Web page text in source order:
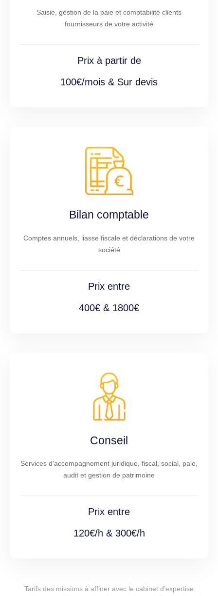
Saisie, gestion de la paie et comptabilité clients
fournisseurs de votre activité
Prix à partir de
100€/mois & Sur devis
Bilan comptable
Comptes annuels, liasse fiscale et déclarations de votre
société
Prix entre
400€ & 1800€
Conseil
Services d'accompagnement juridique, fiscal, social, paie,
audit et gestion de patrimoine
Prix entre
120€/h & 300€/h
Tarifs des missions à affiner avec le cabinet d'expertise